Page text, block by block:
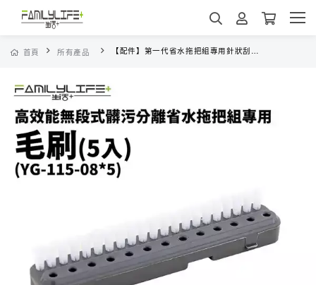
首頁 所有產品 【配件】第一代省水拖把組專用針狀刮齒(5入組)